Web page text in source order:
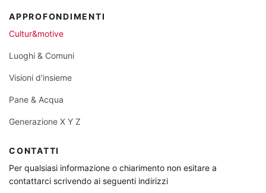
APPROFONDIMENTI
Cultur&motive
Luoghi & Comuni
Visioni d'insieme
Pane & Acqua
Generazione X Y Z
CONTATTI
Per qualsiasi informazione o chiarimento non esitare a
contattarci scrivendo ai seguenti indirizzi